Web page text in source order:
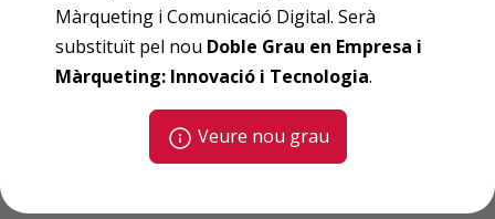
Màrqueting i Comunicació Digital. Serà
substituït pel nou Doble Grau en Empresa i
Màrqueting: Innovació i Tecnologia.
Veure nou grau